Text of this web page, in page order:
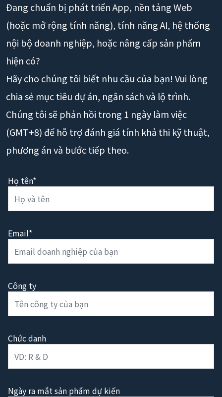
Đang chuẩn bị phát triển App, nền tảng Web
(hoặc mở rộng tính năng), tính năng AI, hệ thống
nội bộ doanh nghiệp, hoặc nâng cấp sản phẩm
hiện có?
Hãy cho chúng tôi biết nhu cầu của bạn! Vui lòng
chia sẻ mục tiêu dự án, ngân sách và lộ trình.
Chúng tôi sẽ phản hồi trong 1 ngày làm việc
(GMT+8) để hỗ trợ đánh giá tính khả thi kỹ thuật,
phương án và bước tiếp theo.
Họ tên*
Email*
Công ty
Chức danh
Ngày ra mắt sản phẩm dự kiến